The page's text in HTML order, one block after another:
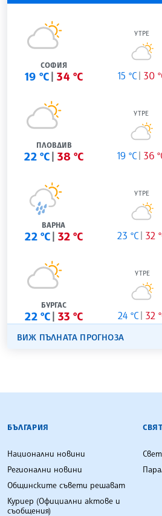
СОФИЯ
19 °C 34 °C
УТРЕ
15 °C 30
ПЛОВДИВ
22 °C 38 °C
УТРЕ
19 °C 36
ВАРНА
22 °C 32 °C
УТРЕ
23 °C 32
БУРГАС
22 °C 33 °C
УТРЕ
24 °C 32
ВИЖ ПЪЛНАТА ПРОГНОЗА
БЪЛГАРСКА
БЪЛГАРИЯ
Национални новини
Регионални новини
Общинските съвети решават
Куриер (Официални актове и
съобщения)
СВЯТ